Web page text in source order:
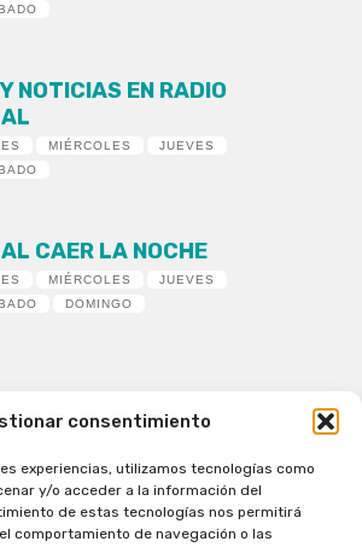
consentimiento
experiencias, utilizamos tecnologías como
y/o acceder a la información del
de estas tecnologías nos permitirá
comportamiento de navegación o las
NOTICIAS EN RADIO
MIÉRCOLES
JUEVES
CAER LA NOCHE
MIÉRCOLES
JUEVES
DOMINGO
2026 - Todos los derechos